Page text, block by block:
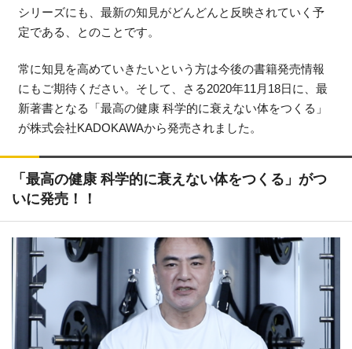
シリーズにも、最新の知見がどんどんと反映されていく予
定である、とのことです。
常に知見を高めていきたいという方は今後の書籍発売情報
にもご期待ください。そして、さる2020年11月18日に、最
新著書となる「最高の健康 科学的に衰えない体をつくる」
が株式会社KADOKAWAから発売されました。
「最高の健康 科学的に衰えない体をつくる」がつ
いに発売！！